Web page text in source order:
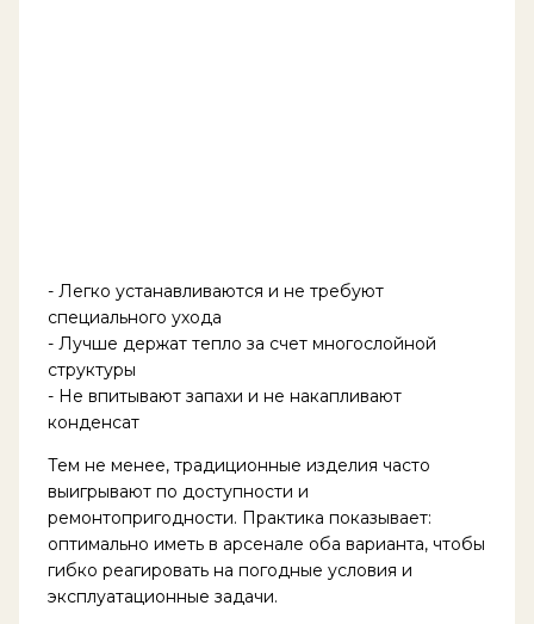
- Легко устанавливаются и не требуют
специального ухода
- Лучше держат тепло за счет многослойной
структуры
- Не впитывают запахи и не накапливают
конденсат
Тем не менее, традиционные изделия часто
выигрывают по доступности и
ремонтопригодности. Практика показывает:
оптимально иметь в арсенале оба варианта, чтобы
гибко реагировать на погодные условия и
эксплуатационные задачи.